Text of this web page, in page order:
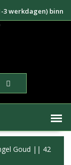
werkdagen) binnen
Goud || 42